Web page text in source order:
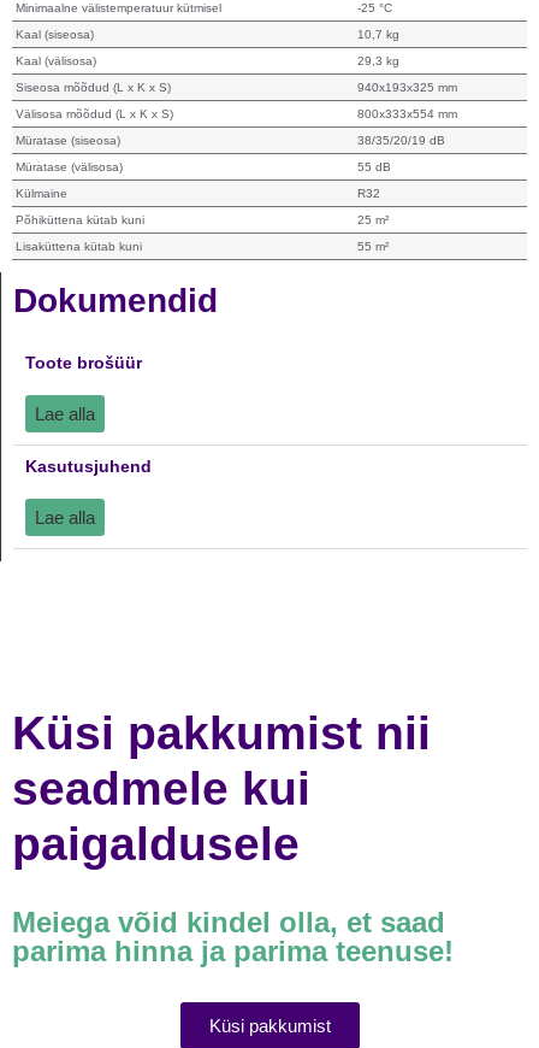
Minimaalne välistemperatuur kütmisel
-25 °C
Kaal (siseosa)
10,7 kg
Kaal (välisosa)
29,3 kg
Siseosa mõõdud (L x K x S)
940x193x325 mm
Välisosa mõõdud (L x K x S)
800x333x554 mm
Müratase (siseosa)
38/35/20/19 dB
Müratase (välisosa)
55 dB
Külmaine
R32
Põhiküttena kütab kuni
25 m²
Lisaküttena kütab kuni
55 m²
Dokumendid
Toote brošüür
Lae alla
Kasutusjuhend
Lae alla
Küsi pakkumist nii
seadmele kui
paigaldusele
Meiega võid kindel olla, et saad
parima hinna ja parima teenuse!
Küsi pakkumist